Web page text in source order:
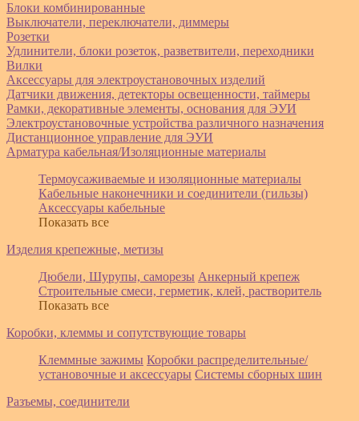
Блоки комбинированные
Выключатели, переключатели, диммеры
Розетки
Удлинители, блоки розеток, разветвители, переходники
Вилки
Аксессуары для электроустановочных изделий
Датчики движения, детекторы освещенности, таймеры
Рамки, декоративные элементы, основания для ЭУИ
Электроустановочные устройства различного назначения
Дистанционное управление для ЭУИ
Арматура кабельная/Изоляционные материалы
Термоусаживаемые и изоляционные материалы
Кабельные наконечники и соединители (гильзы)
Аксессуары кабельные
Показать все
Изделия крепежные, метизы
Дюбели, Шурупы, саморезы Анкерный крепеж
Строительные смеси, герметик, клей, растворитель
Показать все
Коробки, клеммы и сопутствующие товары
Клеммные зажимы Коробки распределительные/
установочные и аксессуары Системы сборных шин
Разъемы, соединители